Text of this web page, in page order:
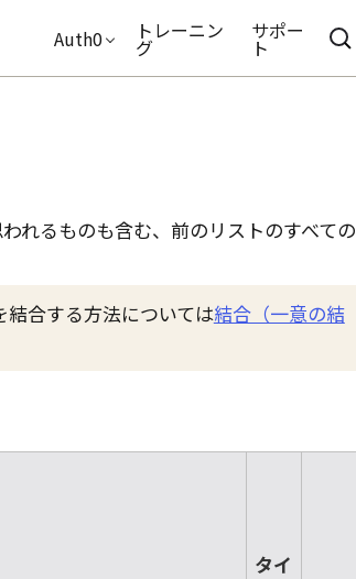
Auth0 トレーニン
グ
サポー
ト
れるものも含む、前のリストのすべての
合する方法については結合（一意の結
タイ